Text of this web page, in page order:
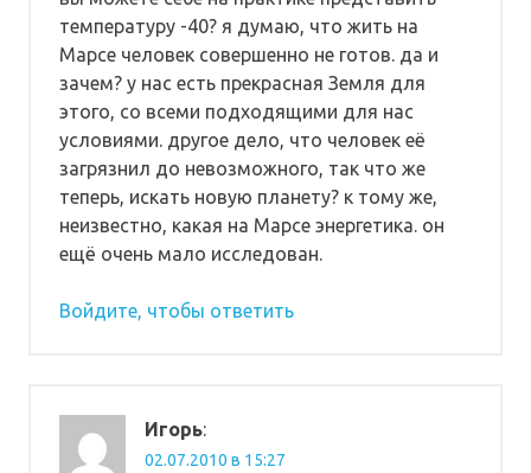
температуру -40? я думаю, что жить на
Марсе человек совершенно не готов. да и
зачем? у нас есть прекрасная Земля для
этого, со всеми подходящими для нас
условиями. другое дело, что человек её
загрязнил до невозможного, так что же
теперь, искать новую планету? к тому же,
неизвестно, какая на Марсе энергетика. он
ещё очень мало исследован.
Войдите, чтобы ответить
Игорь:
02.07.2010 в 15:27